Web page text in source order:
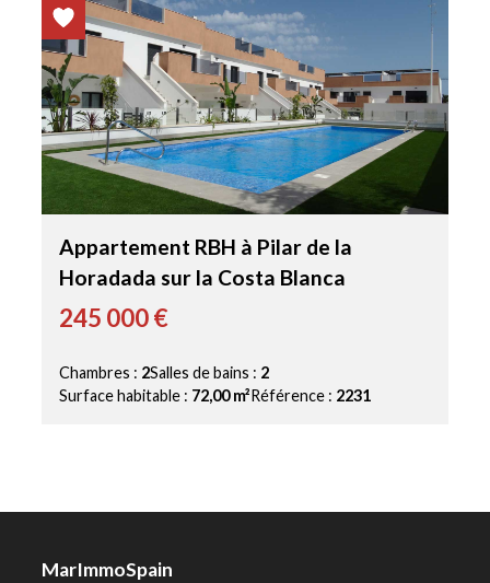
Appartement RBH à Pilar de la
Horadada sur la Costa Blanca
245 000 €
Chambres : 2Salles de bains : 2
Surface habitable : 72,00 m²Référence : 2231
MarImmoSpain